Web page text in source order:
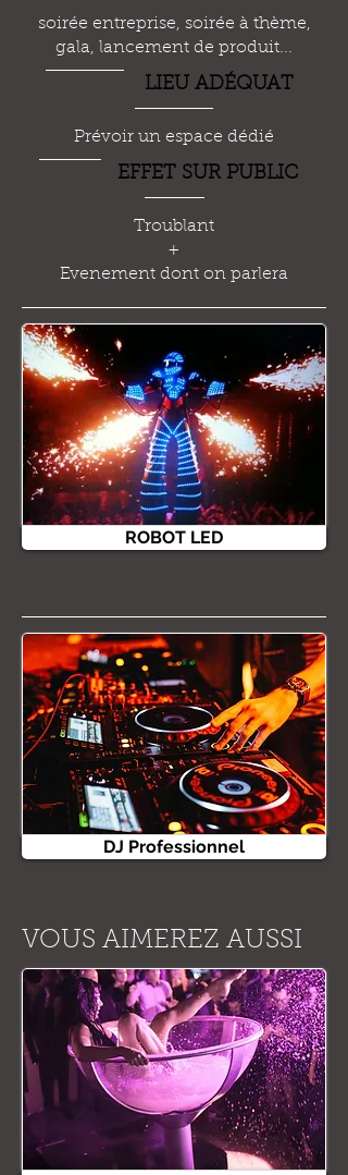
soirée entreprise, soirée à thème,
gala, lancement de produit...
LIEU ADÉQUAT
Prévoir un espace dédié
EFFET SUR PUBLIC
Troublant
+
Evenement dont on parlera
ROBOT LED
DJ Professionnel
VOUS AIMEREZ AUSSI